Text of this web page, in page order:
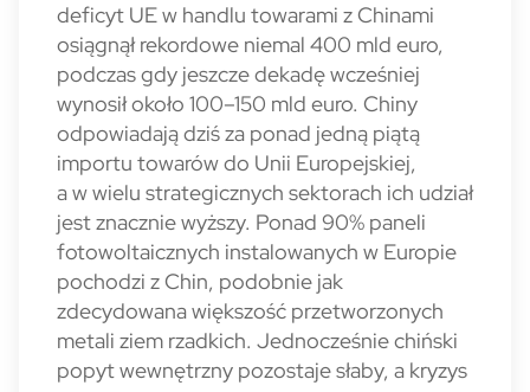
deficyt UE w handlu towarami z Chinami
osiągnął rekordowe niemal 400 mld euro,
podczas gdy jeszcze dekadę wcześniej
wynosił około 100–150 mld euro. Chiny
odpowiadają dziś za ponad jedną piątą
importu towarów do Unii Europejskiej,
a w wielu strategicznych sektorach ich udział
jest znacznie wyższy. Ponad 90% paneli
fotowoltaicznych instalowanych w Europie
pochodzi z Chin, podobnie jak
zdecydowana większość przetworzonych
metali ziem rzadkich. Jednocześnie chiński
popyt wewnętrzny pozostaje słaby, a kryzys